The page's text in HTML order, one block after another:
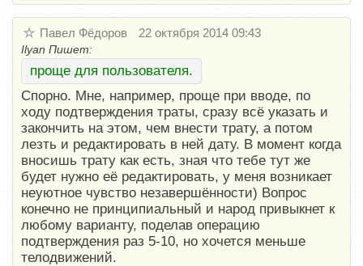
Павел Фёдоров 22 октября 2014 09:43
Ilyan Пишет:
проще для пользователя.
Спорно. Мне, например, проще при вводе, по
ходу подтверждения траты, сразу всё указать и
закончить на этом, чем внести трату, а потом
лезть и редактировать в ней дату. В момент когда
вносишь трату как есть, зная что тебе тут же
будет нужно её редактировать, у меня возникает
неуютное чувство незавершённости) Вопрос
конечно не принципиальный и народ привыкнет к
любому варианту, поделав операцию
подтверждения раз 5-10, но хочется меньше
телодвижений.